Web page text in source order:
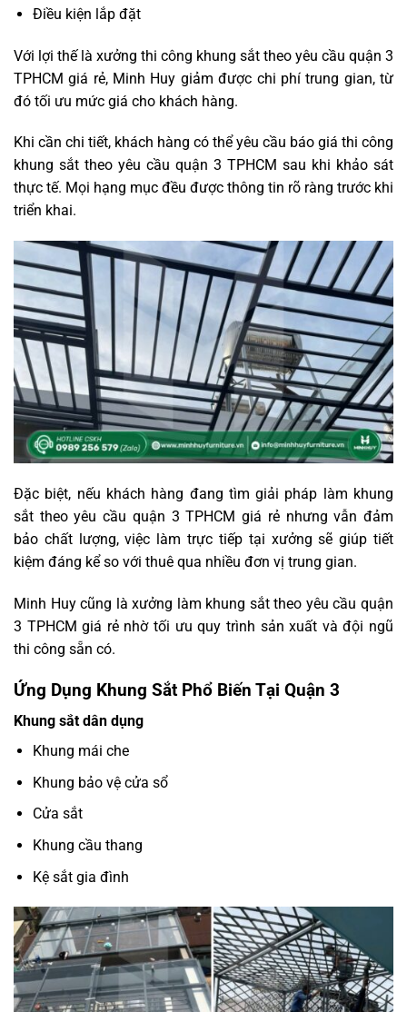
Điều kiện lắp đặt
Với lợi thế là xưởng thi công khung sắt theo yêu cầu quận 3
TPHCM giá rẻ, Minh Huy giảm được chi phí trung gian, từ
đó tối ưu mức giá cho khách hàng.
Khi cần chi tiết, khách hàng có thể yêu cầu báo giá thi công
khung sắt theo yêu cầu quận 3 TPHCM sau khi khảo sát
thực tế. Mọi hạng mục đều được thông tin rõ ràng trước khi
triển khai.
Đặc biệt, nếu khách hàng đang tìm giải pháp làm khung
sắt theo yêu cầu quận 3 TPHCM giá rẻ nhưng vẫn đảm
bảo chất lượng, việc làm trực tiếp tại xưởng sẽ giúp tiết
kiệm đáng kể so với thuê qua nhiều đơn vị trung gian.
Minh Huy cũng là xưởng làm khung sắt theo yêu cầu quận
3 TPHCM giá rẻ nhờ tối ưu quy trình sản xuất và đội ngũ
thi công sẵn có.
Ứng Dụng Khung Sắt Phổ Biến Tại Quận 3
Khung sắt dân dụng
Khung mái che
Khung bảo vệ cửa sổ
Cửa sắt
Khung cầu thang
Kệ sắt gia đình